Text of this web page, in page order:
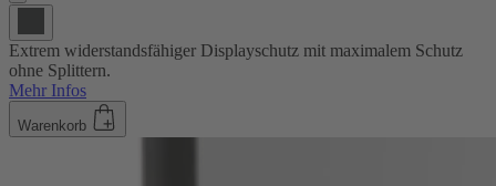
Extrem widerstandsfähiger Displayschutz mit maximalem Schutz
ohne Splittern.
Mehr Infos
Warenkorb